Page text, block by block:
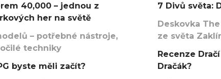
40,000 – jednou z
her na světě
– potřebné nástroje,
techniky
byste měli začít?
7 Divů světa:
Deskovka
ze světa
Recenze
Dračák?